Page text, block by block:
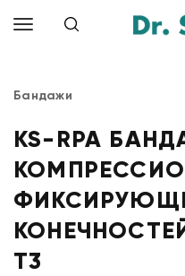
Бандажи
KS-RPA
Т3